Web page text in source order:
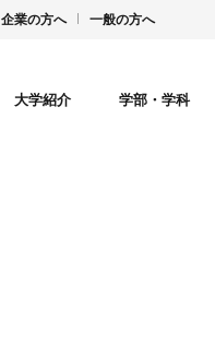
企業の方へ 一般の方へ
大学紹介 学部・学科